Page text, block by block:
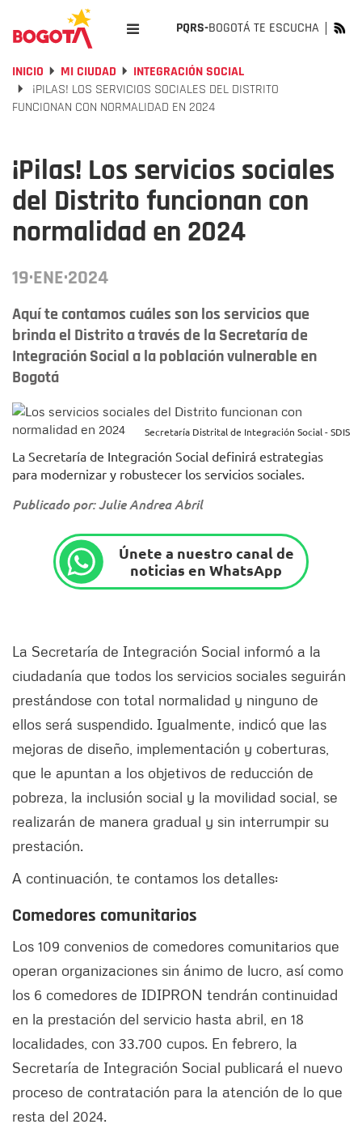
PQRS-BOGOTÁ TE ESCUCHA
INICIO MI CIUDAD
INTEGRACIÓN SOCIAL
¡PILAS! LOS SERVICIOS SOCIALES DEL DISTRITO
FUNCIONAN CON NORMALIDAD EN 2024
¡Pilas! Los servicios sociales
del Distrito funcionan con
normalidad en 2024
19·ENE·2024
Aquí te contamos cuáles son los servicios que
brinda el Distrito a través de la Secretaría de
Integración Social a la población vulnerable en
Bogotá
Secretaría Distrital de Integración Social - SDIS
La Secretaría de Integración Social definirá estrategias
para modernizar y robustecer los servicios sociales.
Publicado por: Julie Andrea Abril
Únete a nuestro canal de
noticias en WhatsApp
La Secretaría de Integración Social informó a la
ciudadanía que todos los servicios sociales seguirán
prestándose con total normalidad y ninguno de
ellos será suspendido. Igualmente, indicó que las
mejoras de diseño, implementación y coberturas,
que le apuntan a los objetivos de reducción de
pobreza, la inclusión social y la movilidad social, se
realizarán de manera gradual y sin interrumpir su
prestación.
A continuación, te contamos los detalles:
Comedores comunitarios
Los 109 convenios de comedores comunitarios que
operan organizaciones sin ánimo de lucro, así como
los 6 comedores de IDIPRON tendrán continuidad
en la prestación del servicio hasta abril, en 18
localidades, con 33.700 cupos. En febrero, la
Secretaría de Integración Social publicará el nuevo
proceso de contratación para la atención de lo que
resta del 2024.